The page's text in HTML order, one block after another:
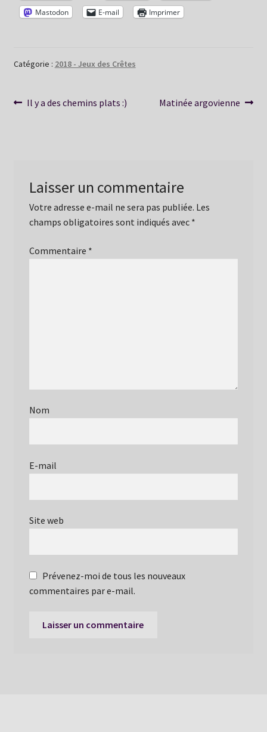
Mastodon
E-mail Imprimer
Catégorie : 2018 - Jeux des Crêtes
Navigation
Article
Il y a des chemins plats :)
Article
Matinée argovienne
Laisser un commentaire
Votre adresse e-mail ne sera pas publiée. Les
champs obligatoires sont indiqués avec *
Commentaire *
Nom
E-mail
Site web
Prévenez-moi de tous les nouveaux
commentaires par e-mail.